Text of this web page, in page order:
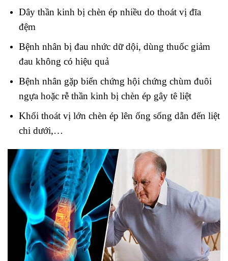
Dây thần kinh bị chèn ép nhiều do thoát vị đĩa
đệm
Bệnh nhân bị đau nhức dữ dội, dùng thuốc giảm
đau không có hiệu quả
Bệnh nhân gặp biến chứng hội chứng chùm đuôi
ngựa hoặc rễ thần kinh bị chèn ép gây tê liệt
Khối thoát vị lớn chèn ép lên ống sống dẫn đến liệt
chi dưới,…